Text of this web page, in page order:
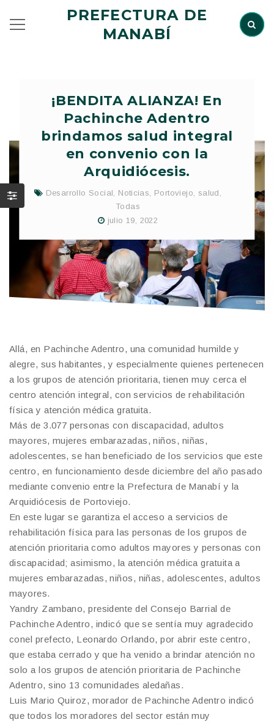
PREFECTURA DE
MANABÍ
¡BENDITA ALIANZA! En
Pachinche Adentro
brindamos salud integral
en convenio con la
Arquidiócesis.
Desarrollo Social, Noticias, Portoviejo, salud ,
Todas
julio 19, 2022
Allá, en Pachinche Adentro, una comunidad humilde y
alegre, sus habitantes, y especialmente quienes pertenecen
a los grupos de atención prioritaria, tienen muy cerca el
centro atención integral, con servicios de rehabilitación
física y atención médica gratuita.
Más de 3.077 personas con discapacidad, adultos
mayores, mujeres embarazadas, niños, niñas,
adolescentes, se han beneficiado de los servicios que este
centro, en funcionamiento desde diciembre del año pasado
mediante convenio entre la Prefectura de Manabí y la
Arquidiócesis de Portoviejo.
En este lugar se garantiza el acceso a servicios de
rehabilitación física para las personas de los grupos de
atención prioritaria como adultos mayores y personas con
discapacidad; asimismo, la atención médica gratuita a
mujeres embarazadas, niños, niñas, adolescentes, adultos
mayores.
Yandry Zambano, presidente del Consejo Barrial de
Pachinche Adentro, indicó que se sentía muy agradecido
conel prefecto, Leonardo Orlando, por abrir este centro,
que estaba cerrado y que ha venido a brindar atención no
solo a los grupos de atención prioritaria de Pachinche
Adentro, sino 13 comunidades aledañas.
Luis Mario Quiroz, morador de Pachinche Adentro indicó
que todos los moradores del sector están muy